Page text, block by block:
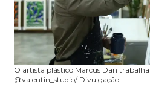
O artista plástico Marcus Dan trabalha
@valentin_studio/ Divulgação